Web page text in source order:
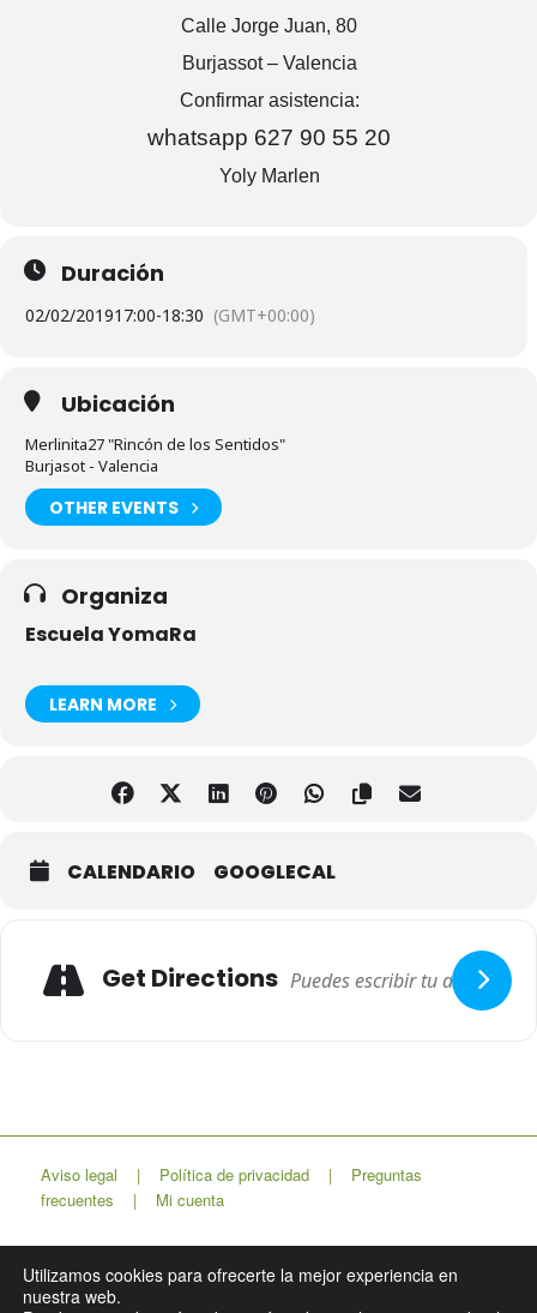
Calle Jorge Juan, 80
Burjassot – Valencia
Confirmar asistencia:
whatsapp 627 90 55 20
Yoly Marlen
Duración
02/02/201917:00-18:30 (GMT+00:00)
Ubicación
Merlinita27 "Rincón de los Sentidos"
Burjasot - Valencia
OTHER EVENTS
Organiza
Escuela YomaRa
LEARN MORE
CALENDARIO GOOGLECAL
Get Directions
Aviso legal | Política de privacidad| Preguntas
frecuentes | Mi cuenta
Utilizamos cookies para ofrecerte la mejor experiencia en
nuestra web.